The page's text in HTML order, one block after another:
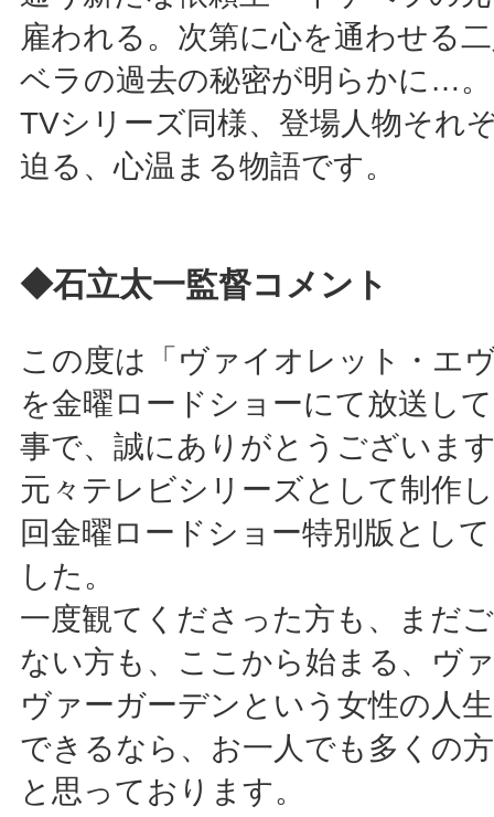
雇われる。次第に心を通わせる
ベラの過去の秘密が明らかに…。
TVシリーズ同様、登場人物それ
迫る、心温まる物語です。
◆石立太一監督コメント
この度は「ヴァイオレット・エ
を金曜ロードショーにて放送し
事で、誠にありがとうございま
元々テレビシリーズとして制作
回金曜ロードショー特別版とし
した。
一度観てくださった方も、まだ
ない方も、ここから始まる、ヴ
ヴァーガーデンという女性の人
できるなら、お一人でも多くの
と思っております。